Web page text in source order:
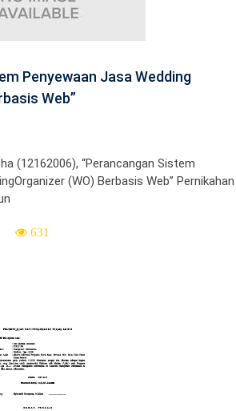
Penyewaan Jasa Wedding
Web”
(12162006), “Perancangan Sistem
(WO) Berbasis Web” Pernikahan
631